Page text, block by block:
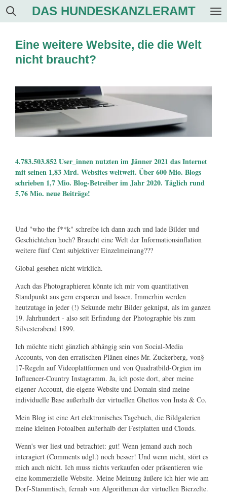
Zum
DAS HUNDESKANZLERAMT
Eine weitere Website, die die Welt
nicht braucht?
4.783.503.852 User_innen nutzten im Jänner 2021 das Internet
mit seinen 1,83 Mrd. Websites weltweit. Über 600 Mio. Blogs
schrieben 1,7 Mio. Blog-Betreiber im Jahr 2020. Täglich rund
5,76 Mio. neue Beiträge!
Und "who the f**k" schreibe ich dann auch und lade Bilder und
Geschichtchen hoch? Braucht eine Welt der Informationsinflation
weitere fünf Cent subjektiver Einzelmeinung???
Global gesehen nicht wirklich.
Auch das Photographieren könnte ich mir vom quantitativen
Standpunkt aus gern ersparen und lassen. Immerhin werden
heutzutage in jeder (!) Sekunde mehr Bilder geknipst, als im ganzen
19. Jahrhundert - also seit Erfindung der Photographie bis zum
Silvesterabend 1899.
Ich möchte nicht gänzlich abhängig sein von Social-Media
Accounts, von den erratischen Plänen eines Mr. Zuckerberg, von§
17-Regeln auf Videoplattformen und von Quadratbild-Orgien im
Influencer-Country Instagramm. Ja, ich poste dort, aber meine
eigener Account, die eigene Website und Domain sind meine
individuelle Base außerhalb der virtuellen Ghettos von Insta & Co.
Mein Blog ist eine Art elektronisches Tagebuch, die Bildgalerien
meine kleinen Fotoalben außerhalb der Festplatten und Clouds.
Wenn's wer liest und betrachtet: gut! Wenn jemand auch noch
interagiert (Comments udgl.) noch besser! Und wenn nicht, stört es
mich auch nicht. Ich muss nichts verkaufen oder präsentieren wie
eine kommerzielle Website. Meine Meinung äußere ich hier wie am
Dorf-Stammtisch, fernab von Algorithmen der virtuellen Bierzelte.